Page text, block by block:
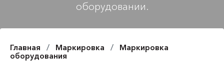
оборудовании.
Главная Маркировка
Маркировка
оборудования